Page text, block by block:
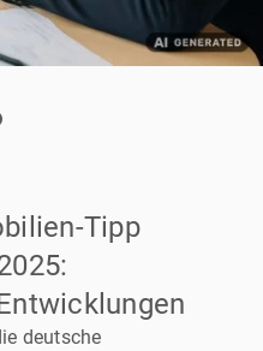
Tipp
deutsche